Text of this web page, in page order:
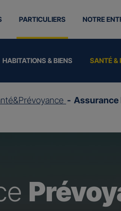
PARTICULIERS
HABITATIONS & BIENS SANTÉ &
NOTRE
Assurance